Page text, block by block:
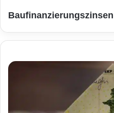
Baufinanzierungszinsen